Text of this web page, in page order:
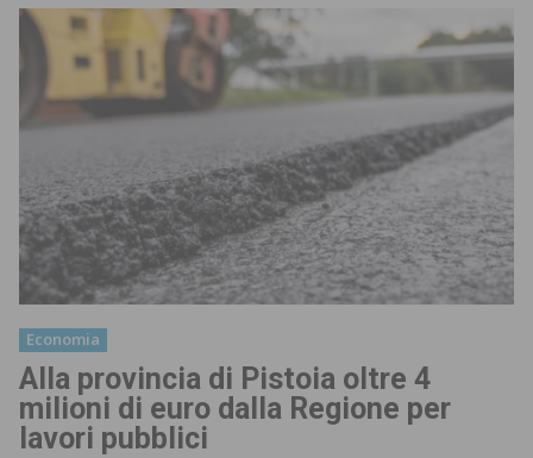
Economia
Alla provincia di Pistoia oltre 4
milioni di euro dalla Regione per
lavori pubblici